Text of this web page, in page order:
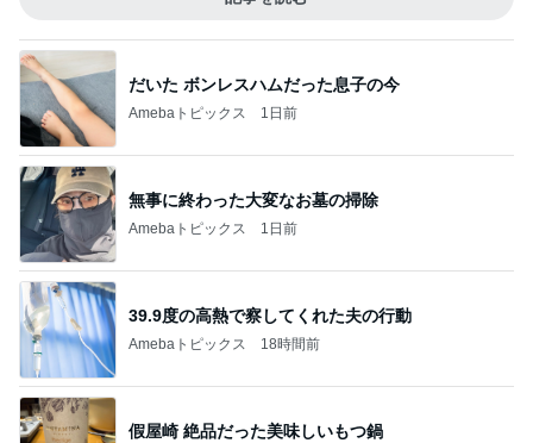
だいた ボンレスハムだった息子の今
Amebaトピックス 1日前
無事に終わった大変なお墓の掃除
Amebaトピックス 1日前
39.9度の高熱で察してくれた夫の行動
Amebaトピックス 18時間前
假屋崎 絶品だった美味しいもつ鍋